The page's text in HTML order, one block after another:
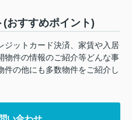
おすすめポイント)
ジットカード決済、家賃や入居
物件の情報のご紹介等どんな事
件の他にも多数物件をご紹介し